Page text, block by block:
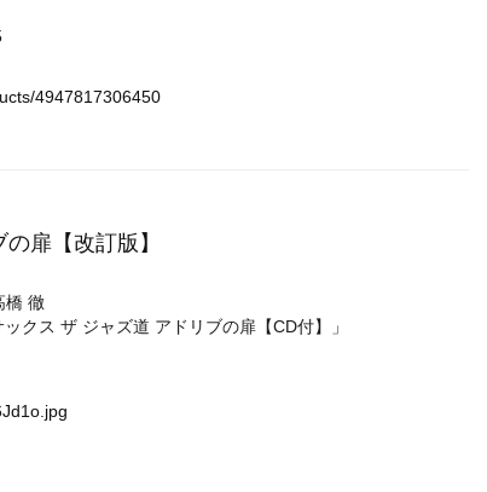
4947817306450
扉【改訂版】
橋 徹
クス ザ ジャズ道 アドリブの扉【CD付】」